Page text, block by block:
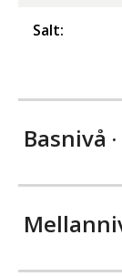
Salt:
Basnivå